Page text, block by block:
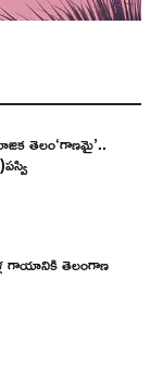
తెలం‘గాణమై’..
గాయానికి తెలంగాణ